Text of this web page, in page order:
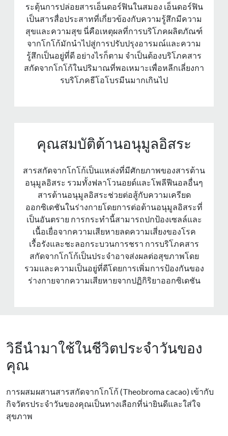
ระตุ้นการปล่อยสารเอ็นดอร์ฟินในสมอง เอ็นดอร์ฟิน
เป็นสารสื่อประสาทที่เกี่ยวข้องกับความรู้สึกมีความ
สุขและความสุข นี่คือเหตุผลที่การบริโภคผลิตภัณฑ์
จากโกโก้มักนําไปสู่การปรับปรุงอารมณ์และความ
รู้สึกเป็นอยู่ที่ดี อย่างไรก็ตาม จําเป็นต้องบริโภคสาร
สกัดจากโกโก้ในปริมาณที่พอเหมาะเพื่อหลีกเลี่ยงกา
รบริโภคธีโอโบรมีนมากเกินไป
คุณสมบัติต้านอนุมูลอิสระ
สารสกัดจากโกโก้เป็นแหล่งที่มีศักยภาพของสารต้าน
อนุมูลอิสระ รวมทั้งฟลาโวนอยด์และโพลีฟีนอลอื่นๆ
สารต้านอนุมูลอิสระช่วยต่อสู้กับความเครียด
ออกซิเดชันในร่างกายโดยการต่อต้านอนุมูลอิสระที่
เป็นอันตราย การกระทํานี้สามารถปกป้องเซลล์และ
เนื้อเยื่อจากความเสียหายลดความเสี่ยงของโรค
เรื้อรังและชะลอกระบวนการชรา การบริโภคสาร
สกัดจากโกโก้เป็นประจําอาจส่งผลต่อสุขภาพโดย
รวมและความเป็นอยู่ที่ดีโดยการเพิ่มการป้องกันของ
ร่างกายจากความเสียหายจากปฏิกิริยาออกซิเดชัน
วิธีนำมาใช้ในชีวิตประจำวันของ
คุณ
การผสมผสานสารสกัดจากโกโก้ (Theobroma cacao) เข้ากับ
กิจวัตรประจําวันของคุณเป็นทางเลือกที่น่ายินดีและใส่ใจ
สุขภาพ